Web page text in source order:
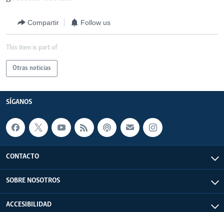
Compartir Follow us
This item is part of
Otras noticias
SÍGANOS
CONTACTO
SOBRE NOSOTROS
ACCESIBILIDAD